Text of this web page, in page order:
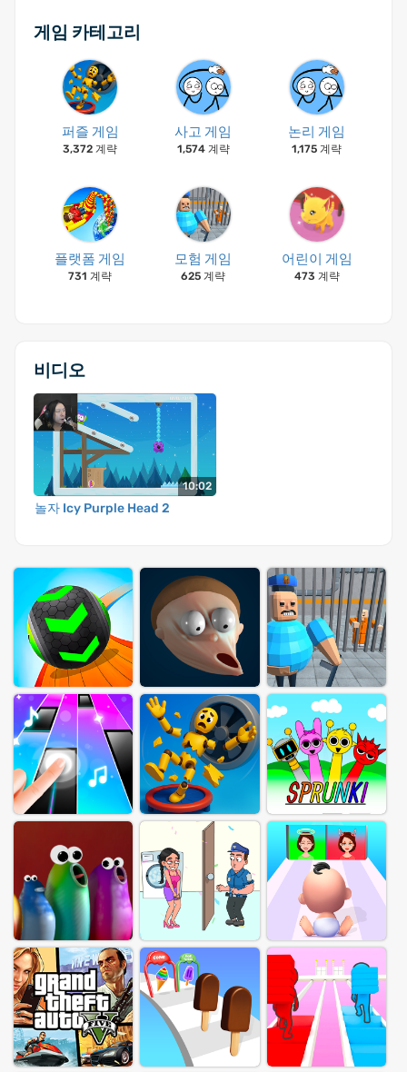
게임 카테고리
퍼즐 게임
3,372 계략
사고 게임
1,574 계략
논리 게임
1,175 계략
플랫폼 게임
731 계략
모험 게임
625 계략
어린이 게임
473 계략
비디오
10:02
놀자 Icy Purple Head 2